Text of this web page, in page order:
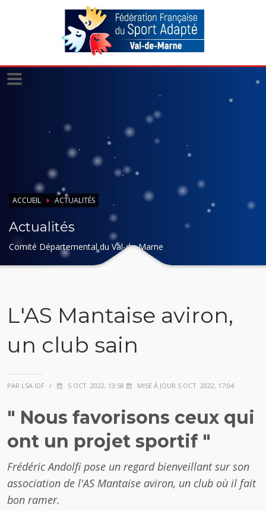
ACCUEIL ACTUALITÉS
Actualités
Comité Départemental du Val-de-Marne
L'AS Mantaise aviron,
un club sain
PAR LSA IDF / 5 OCT. 2022, 13:58 MISE À JOUR 5 OCT. 2022, 17:04
" Nous favorisons ceux qui
ont un projet sportif "
Frédéric Andolfi pose un regard bienveillant sur son
association de l'AS Mantaise aviron, un club où il fait
bon ramer.
Panneau de gestion des cookies